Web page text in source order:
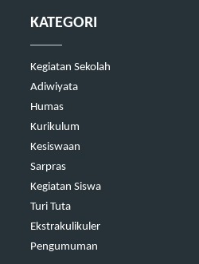
KATEGORI
Kegiatan Sekolah
Adiwiyata
Humas
Kurikulum
Kesiswaan
Sarpras
Kegiatan Siswa
Turi Tuta
Ekstrakulikuler
Pengumuman